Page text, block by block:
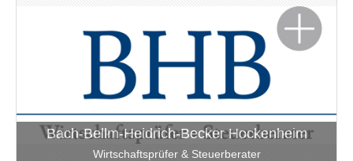
Bach-Bellm-Heidrich-Becker Hockenheim
Wirtschaftsprüfer & Steuerberater